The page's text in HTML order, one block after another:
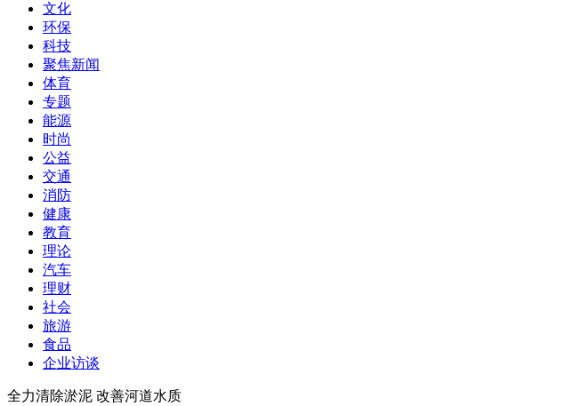
文化
环保
科技
聚焦新闻
体育
专题
能源
时尚
公益
交通
消防
健康
教育
理论
汽车
理财
社会
旅游
食品
企业访谈
全力清除淤泥 改善河道水质